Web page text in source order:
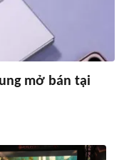
mở bán tại